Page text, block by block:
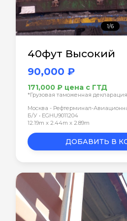
1/6
40фут Высокий
90,000 ₽
171,000 ₽ цена с ГТД
*Грузовая таможенная декларация
Москва - Рефтерминал-
Б/У • EGHU9011204
12.19m x 2.44m x 2.89m
ДОБАВИТЬ В